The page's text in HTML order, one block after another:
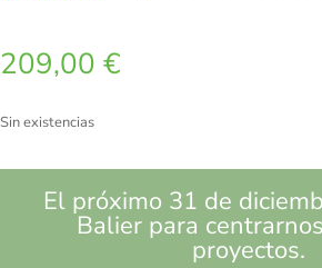
209,00 €
Sin existencias
El próximo 31 de
Balier para
proyectos.